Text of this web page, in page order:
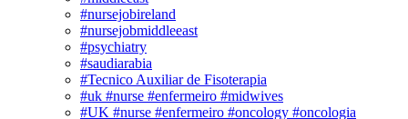
#nursejobireland
#nursejobmiddleeast
#psychiatry
#saudiarabia
#Tecnico Auxiliar de Fisoterapia
#uk #nurse #enfermeiro #midwives
#UK #nurse #enfermeiro #oncology #oncologia